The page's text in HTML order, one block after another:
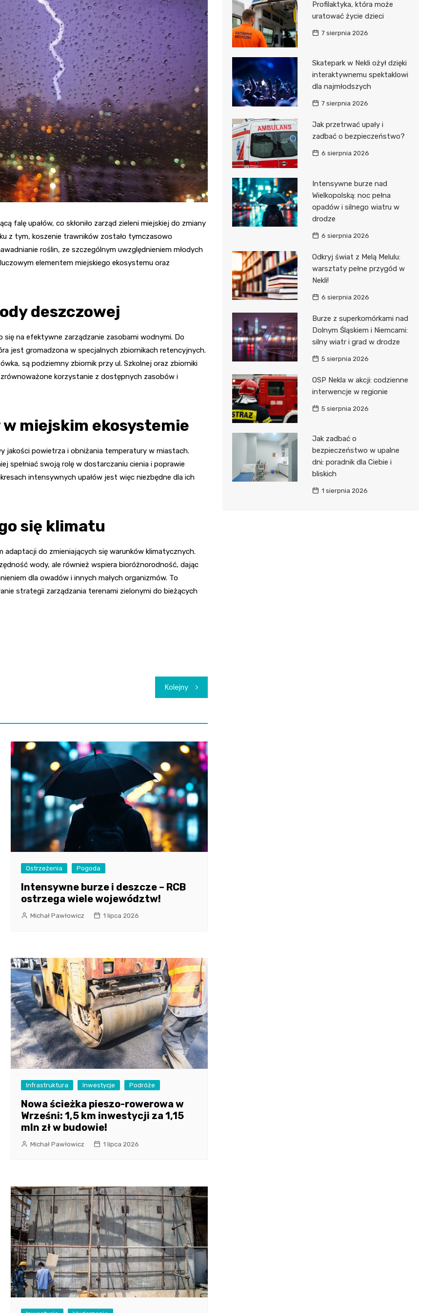
Dzieci Wrzesińskich
Park Miejski im. Dzieci
Wrzesińskich
Amfiteatr im. Anny Jantar
Jump World Września
Wrzesińska Strefa
Pałac w Miłosławiu
Izba Pamięci Reymonta
falę upałów, co skłoniło zarząd zieleni miejskiej do zmiany
z tym, koszenie trawników zostało tymczasowo
roślin, ze szczególnym uwzględnieniem młodych
elementem miejskiego ekosystemu oraz
deszczowej
na efektywne zarządzanie zasobami wodnymi. Do
jest gromadzona w specjalnych zbiornikach retencyjnych.
są podziemny zbiornik przy ul. Szkolnej oraz zbiorniki
korzystanie z dostępnych zasobów i
miejskim ekosystemie
jakości powietrza i obniżania temperatury w miastach.
spełniać swoją rolę w dostarczaniu cienia i poprawie
intensywnych upałów jest więc niezbędne dla ich
się klimatu
adaptacji do zmieniających się warunków klimatycznych.
wody, ale również wspiera bioróżnorodność, dając
dla owadów i innych małych organizmów. To
strategii zarządzania terenami zielonymi do bieżących
Kolejny
Ostrzeżenia Pogoda
Intensywne burze i deszcze – RCB
ostrzega wiele województw!
Michał Pawłowicz 1 lipca 2026
Infrastruktura Inwestycje Podróże
Nowa ścieżka pieszo-rowerowa w
Wrześni: 1,5 km inwestycji za 1,15
mln zł w budowie!
Michał Pawłowicz 1 lipca 2026
Profilaktyka, która może
uratować życie dzieci
7 sierpnia 2026
Skatepark w Nekli ożył dzięki
interaktywnemu spektaklowi
dla najmłodszych
7 sierpnia 2026
Jak przetrwać upały i
zadbać o bezpieczeństwo?
6 sierpnia 2026
Intensywne burze nad
Wielkopolską: noc pełna
opadów i silnego wiatru w
drodze
6 sierpnia 2026
Odkryj świat z Melą Melulu:
warsztaty pełne przygód w
Nekli!
6 sierpnia 2026
Burze z superkomórkami nad
Dolnym Śląskiem i Niemcami:
silny wiatr i grad w drodze
5 sierpnia 2026
OSP Nekla w akcji: codzienne
interwencje w regionie
5 sierpnia 2026
Jak zadbać o
bezpieczeństwo w upalne
dni: poradnik dla Ciebie i
bliskich
1 sierpnia 2026